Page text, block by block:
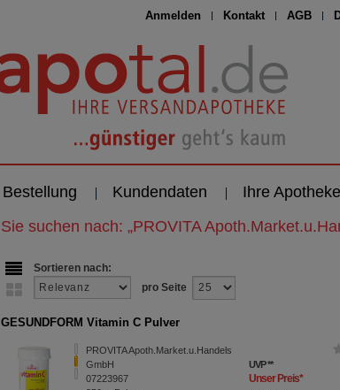
Anmelden Kontakt AGB
Bestellung Kundendaten Ihre Apotheke
Sie suchen nach: „PROVITA
Sortieren nach:
pro Seite
GESUNDFORM Vitamin C Pulver
PROVITA Apoth.Market.u.Handels
GmbH
07223967
UVP**
Unser Preis*